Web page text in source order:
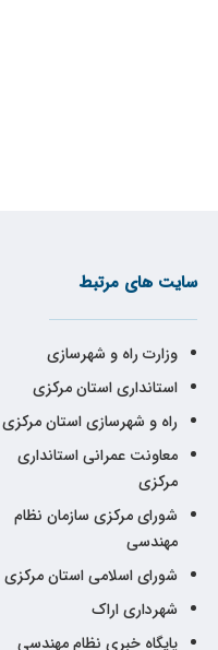
سایت های مرتبط
وزارت راه و شهرسازی
استانداری استان مرکزی
راه و شهرسازی استان مرکزی
معاونت عمرانی استانداری
مرکزی
شورای مرکزی سازمان نظام
مهندسی
شورای اسلامی استان مرکزی
شهرداری اراک
پایگاه خبری نظام مهندسی